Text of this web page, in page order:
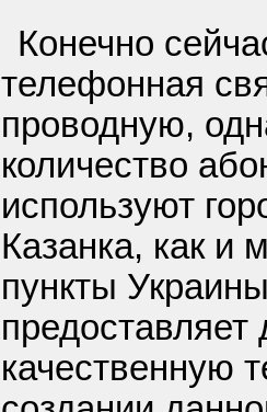
Конечно
телефонная
проводную,
количество
используют
Казанка, как и
пункты
предоставляет
качественную